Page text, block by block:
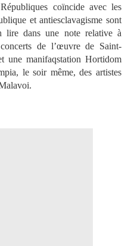
coïncide avec les
et antiesclavagisme sont
lire dans une note relative à
de l’œuvre de Saint-
une manifaqstation Hortidom
le soir même, des artistes